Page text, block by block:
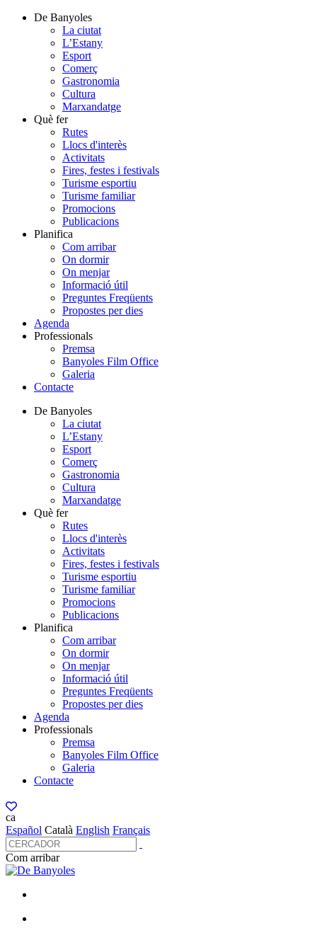
De Banyoles
La ciutat
L’Estany
Esport
Comerç
Gastronomia
Cultura
Marxandatge
Què fer
Rutes
Llocs d'interès
Activitats
Fires, festes i festivals
Turisme esportiu
Turisme familiar
Promocions
Publicacions
Planifica
Com arribar
On dormir
On menjar
Informació útil
Preguntes Freqüents
Propostes per dies
Agenda
Professionals
Premsa
Banyoles Film Office
Galeria
Contacte
De Banyoles
La ciutat
L’Estany
Esport
Comerç
Gastronomia
Cultura
Marxandatge
Què fer
Rutes
Llocs d'interès
Activitats
Fires, festes i festivals
Turisme esportiu
Turisme familiar
Promocions
Publicacions
Planifica
Com arribar
On dormir
On menjar
Informació útil
Preguntes Freqüents
Propostes per dies
Agenda
Professionals
Premsa
Banyoles Film Office
Galeria
Contacte
ca
Español Català English Français
Com arribar